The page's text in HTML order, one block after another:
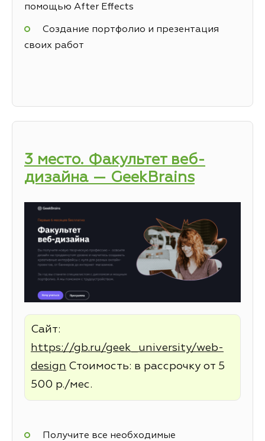
помощью After Effects
Создание портфолио и презентация
своих работ
3 место. Факультет веб-
дизайна — GeekBrains
Сайт:
https://gb.ru/geek_university/web-
design Стоимость: в рассрочку от 5
500 р./мес.
Получите все необходимые